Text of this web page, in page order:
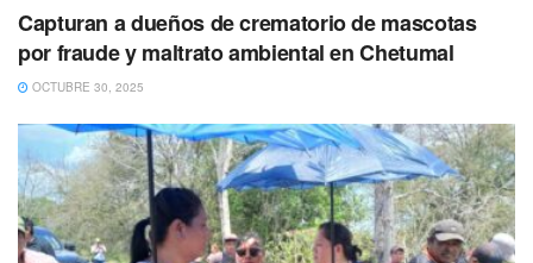
Capturan a dueños de crematorio de mascotas
por fraude y maltrato ambiental en Chetumal
OCTUBRE 30, 2025